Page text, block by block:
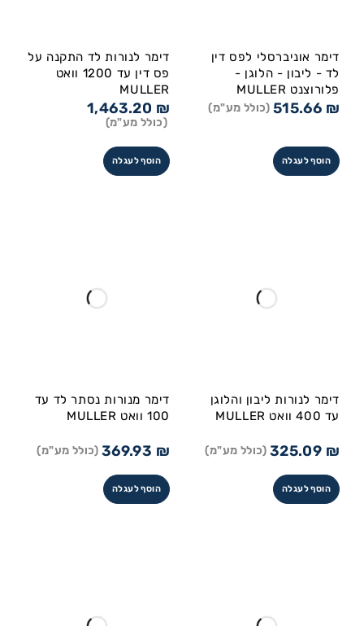
דימר אוניברסלי לפס דין
לד - ליבון - הלוגן -
פלורוצנט MULLER
515.66 ₪ (כולל מע"מ)
הוסף לעגלה
דימר לנורות לד התקנה על
פס דין עד 1200 וואט
MULLER
1,463.20 ₪
(כולל מע"מ)
הוסף לעגלה
דימר לנורות ליבון והלוגן
עד 400 וואט MULLER
325.09 ₪ (כולל מע"מ)
הוסף לעגלה
דימר מנורות נסתר לד עד
100 וואט MULLER
369.93 ₪ (כולל מע"מ)
הוסף לעגלה